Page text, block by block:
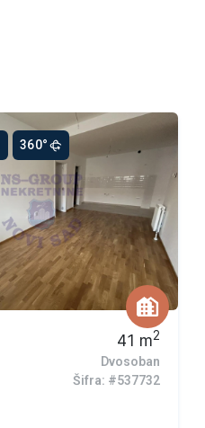
360°
41 m2
Dvosoban
Šifra: #537732